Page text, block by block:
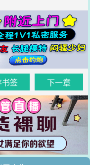
签 下一章